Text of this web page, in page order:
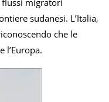
sudanesi. L’Italia,
che le
l’Europa.